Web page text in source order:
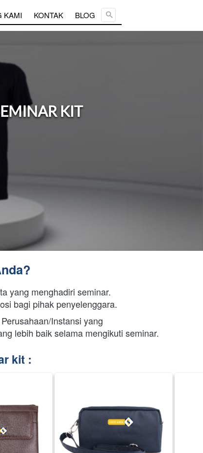
KAMI KONTAK BLOG
KIT
yang menghadiri seminar.
bagi pihak penyelenggara.
Instansi yang
lebih baik selama mengikuti seminar.
kit :